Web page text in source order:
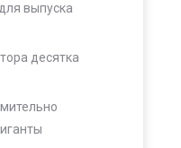
выпуска
десятка